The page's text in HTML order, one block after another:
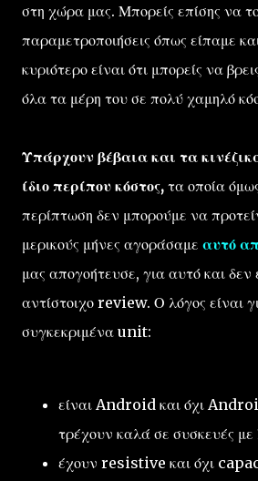
στη χώρα μας. Μπορείς επίσης να
παραμετροποιήσεις όπως είπαμε
κυριότερο είναι ότι μπορείς να
όλα τα μέρη του σε πολύ χαμηλό
Υπάρχουν βέβαια και τα
ίδιο περίπου κόστος, τα οποία
περίπτωση δεν μπορούμε να
μερικούς μήνες αγοράσαμε αυτό
μας απογοήτευσε, για αυτό και δεν
αντίστοιχο review. Ο λόγος είναι
συγκεκριμένα unit:
είναι Android και όχι
τρέχουν καλά σε συσκευές
έχουν resistive και όχι